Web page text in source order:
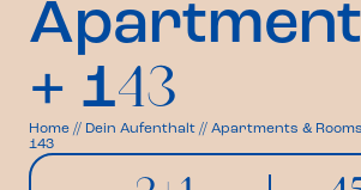
+ 143
Home // Dein Aufenthalt // Apartments & Rooms
143